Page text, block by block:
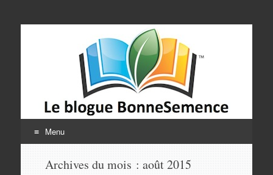
Le blogue
BonneSemence
Menu
Archives du mois : août 2015